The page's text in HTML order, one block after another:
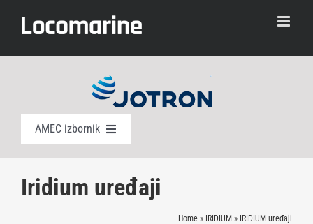
AMEC izbornik
Iridium uređaji
Home » IRIDIUM » IRIDIUM uređaji